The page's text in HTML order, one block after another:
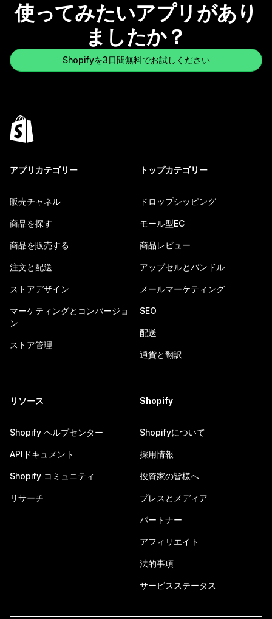
使ってみたいアプリがあり
ましたか？
Shopifyを3日間無料でお試しください
アプリカテゴリー
販売チャネル
商品を探す
商品を販売する
注文と配送
ストアデザイン
マーケティングとコンバージョ
ン
ストア管理
トップカテゴリー
ドロップシッピング
モール型EC
商品レビュー
アップセルとバンドル
メールマーケティング
SEO
配送
通貨と翻訳
リソース
Shopify ヘルプセンター
APIドキュメント
Shopify コミュニティ
リサーチ
Shopify
Shopifyについて
採用情報
投資家の皆様へ
プレスとメディア
パートナー
アフィリエイト
法的事項
サービスステータス